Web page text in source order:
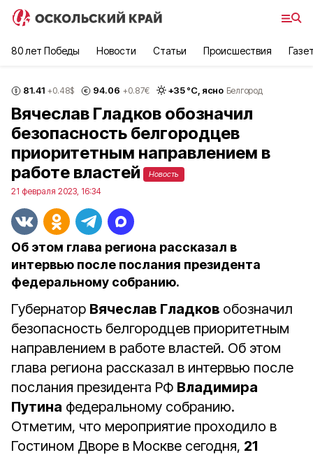
80 лет Победы Новости Статьи Происшествия
81.41 +0.48$ 94.06 +0.87€ +35°С, ясно Белгород
Вячеслав Гладков обозначил
безопасность белгородцев
приоритетным направлением в
работе властей
Новость
21 февраля 2023, 16:34
Об этом глава региона рассказал в
интервью после послания президента
федеральному собранию.
Губернатор Вячеслав Гладков обозначил
безопасность белгородцев приоритетным
направлением в работе властей. Об этом
глава региона рассказал в интервью после
послания президента РФ Владимира
Путина федеральному собранию.
Отметим, что мероприятие проходило в
Гостином Дворе в Москве сегодня, 21